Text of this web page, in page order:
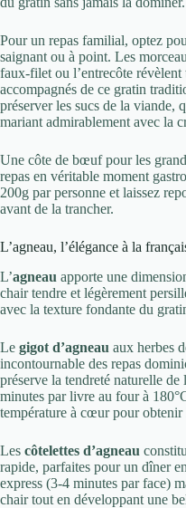
Pour un repas familial, optez
saignant ou à point. Les
faux-filet ou l’entrecôte révèlent
accompagnés de ce gratin
préserver les sucs de la viande,
mariant admirablement avec la
Une côte de bœuf pour les
repas en véritable moment
200g par personne et laissez
avant de la trancher.
L’agneau, l’élégance à la
L’agneau apporte une
chair tendre et légèrement
avec la texture fondante du
Le gigot d’agneau aux herbes
incontournable des repas
préserve la tendreté naturelle
minutes par livre au four à
température à cœur pour obtenir
Les côtelettes d’agneau
rapide, parfaites pour un dîner
express (3-4 minutes par face)
chair tout en développant une